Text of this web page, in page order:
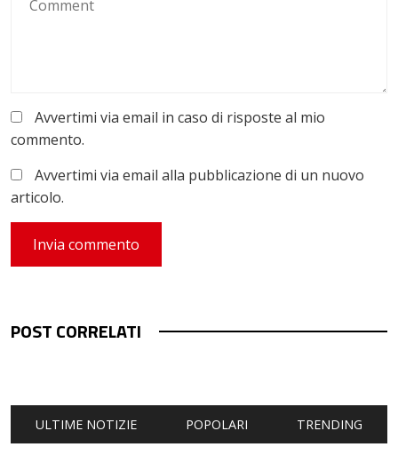
Avvertimi via email in caso di risposte al mio
commento.
Avvertimi via email alla pubblicazione di un nuovo
articolo.
POST CORRELATI
ULTIME NOTIZIE POPOLARI TRENDING